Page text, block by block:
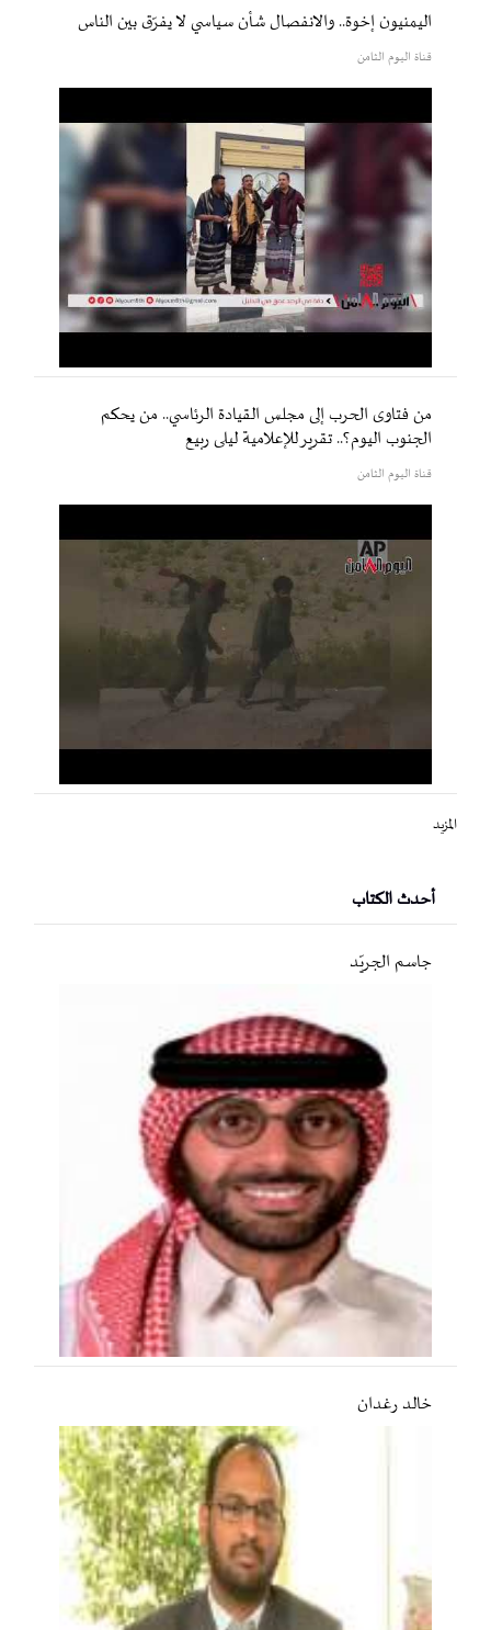
اليمنيون إخوة.. والانفصال شأن سياسي لا يفرّق بين الناس
قناة اليوم الثامن
من فتاوى الحرب إلى مجلس القيادة الرئاسي.. من يحكم
الجنوب اليوم؟.. تقرير للإعلامية ليلى ربيع
قناة اليوم الثامن
المزيد
أحدث الكتاب
جاسم الجريّد
خالد رغدان